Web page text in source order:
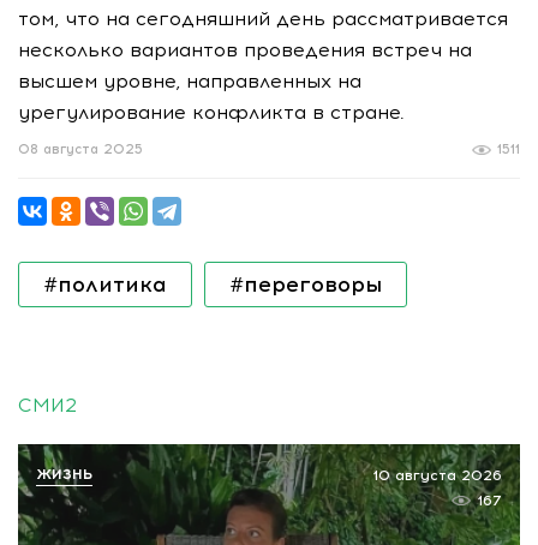
том, что на сегодняшний день рассматривается
несколько вариантов проведения встреч на
высшем уровне, направленных на
урегулирование конфликта в стране.
1511
08 августа 2025
#политика #переговоры
СМИ2
10 августа 2026
167
ЖИЗНЬ